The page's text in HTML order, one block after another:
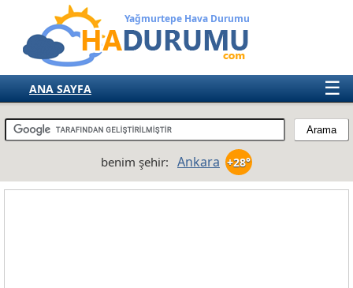
Yağmurtepe Hava Durumu
☰
ANA SAYFA
TÜRKİYE
AVRUPA
benim şehir: Ankara +28°